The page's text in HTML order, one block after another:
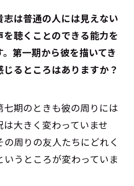
は普通の人には見えない
聴くことのできる能力を
第一期から彼を描いてき
るところはありますか？
期のときも彼の周りには
大きく変わっていませ
周りの友人たちにどれく
いうところが変わっていま